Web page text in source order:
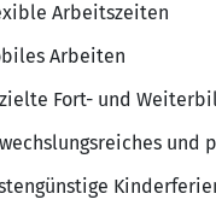
Arbeitszeiten
Arbeiten
Fort- und